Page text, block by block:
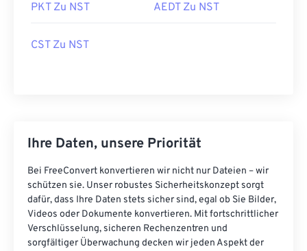
PKT Zu NST AEDT Zu NST
CST Zu NST
Ihre Daten, unsere Priorität
Bei FreeConvert konvertieren wir nicht nur Dateien – wir
schützen sie. Unser robustes Sicherheitskonzept sorgt
dafür, dass Ihre Daten stets sicher sind, egal ob Sie Bilder,
Videos oder Dokumente konvertieren. Mit fortschrittlicher
Verschlüsselung, sicheren Rechenzentren und
sorgfältiger Überwachung decken wir jeden Aspekt der